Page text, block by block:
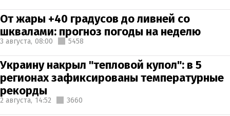
От жары +40 градусов до ливней со
шквалами: прогноз погоды на неделю
3 августа, 08:00 5458
Украину накрыл "тепловой купол": в 5
регионах зафиксированы температурные
рекорды
2 августа, 14:52 3660